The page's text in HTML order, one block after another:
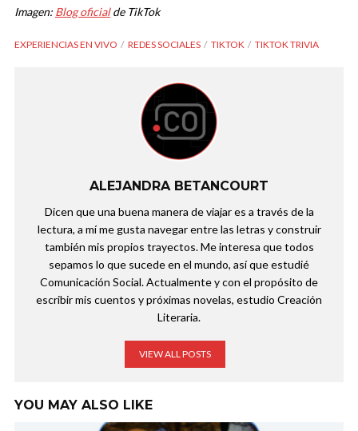
Imagen: Blog oficialde TikTok
EXPERIENCIAS EN VIVO REDES SOCIALES TIKTOK TIKTOK TRIVIA
ALEJANDRA BETANCOURT
Dicen que una buena manera de viajar es a través de la
lectura, a mí me gusta navegar entre las letras y construir
también mis propios trayectos. Me interesa que todos
sepamos lo que sucede en el mundo, así que estudié
Comunicación Social. Actualmente y con el propósito de
escribir mis cuentos y próximas novelas, estudio Creación
Literaria.
VIEW ALL POSTS
YOU MAY ALSO LIKE